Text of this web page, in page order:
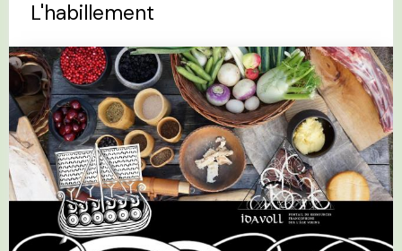
L'habillement